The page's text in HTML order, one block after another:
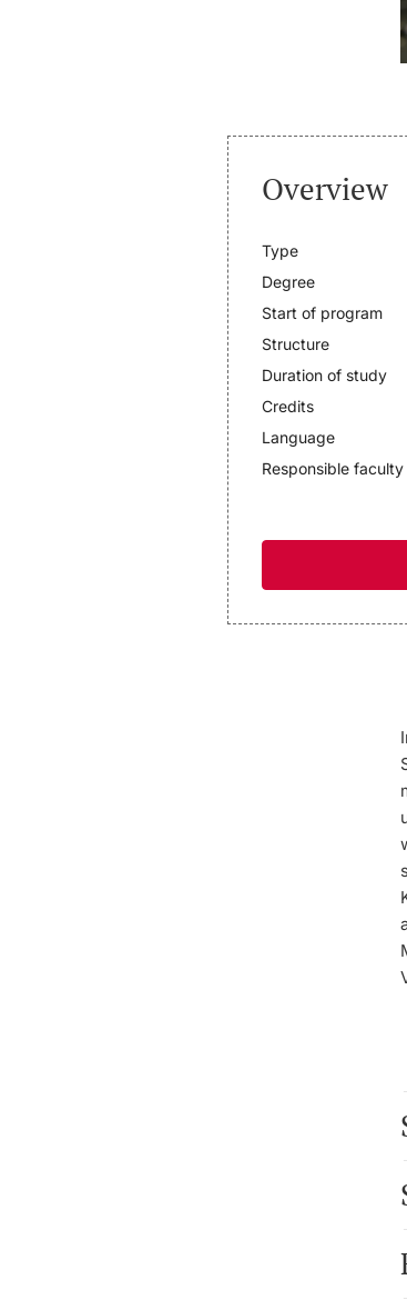
Overview
Type
Degree
Start of program
Structure
Duration of study
Credits
Language
Responsible faculty